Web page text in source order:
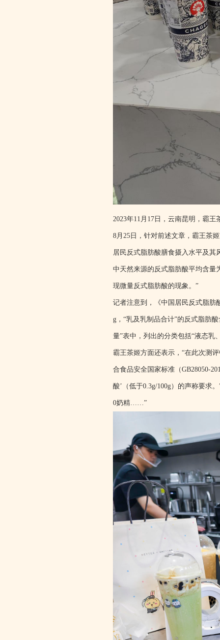
2023年11月17日，云南昆明，霸
8月25日，针对前述文章，霸王茶
居民反式脂肪酸膳食摄入水平及其
中天然来源的反式脂肪酸平均含量
现微量反式脂肪酸的现象。”
记者注意到，《中国居民反式脂肪
g，“乳及乳制品合计”的反式脂肪
量”表中，列出的分类包括“液态乳
霸王茶姬方面还表示，“在此次测
合食品安全国家标准（GB28050-
酸’（低于0.3g/100g）的声称要求
0奶精……”